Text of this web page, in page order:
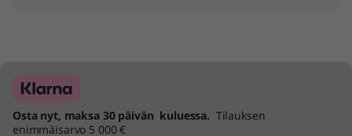
Osta nyt, maksa 30 päivän kuluessa. Tilauksen
enimmäisarvo 5 000 €